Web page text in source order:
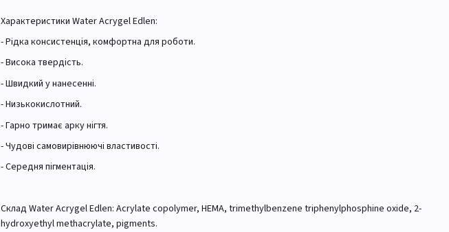
Характеристики Water Acrygel Edlen:
- Рідка консистенція, комфортна для роботи.
- Висока твердість.
- Швидкий у нанесенні.
- Низькокислотний.
- Гарно тримає арку нігтя.
- Чудові самовирівнюючі властивості.
- Середня пігментація.
Склад Water Acrygel Edlen: Acrylate copolymer, HEMA, trimethylbenzene triphenylphosphine oxide, 2-
hydroxyethyl methacrylate, pigments.